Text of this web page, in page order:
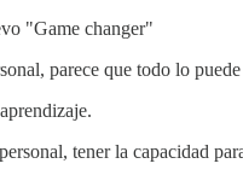
"Game changer"
parece que todo lo puede
tener la capacidad